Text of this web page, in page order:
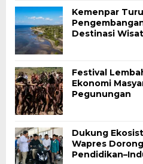
Kemenpar
Destinasi
Festival
Ekonomi
Pegunungan
Dukung
Wapres